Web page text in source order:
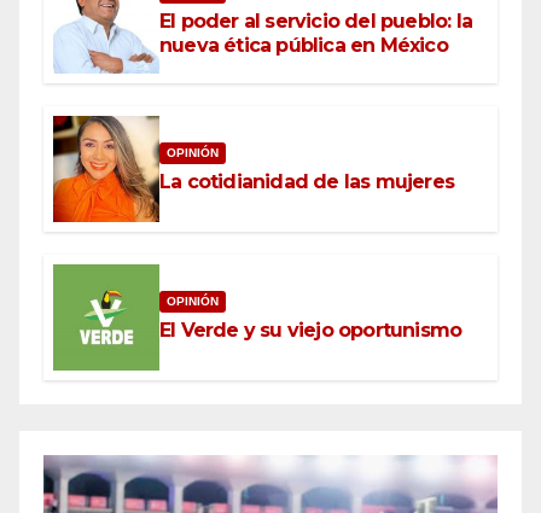
El poder al servicio del pueblo: la
nueva ética pública en México
OPINIÓN
La cotidianidad de las mujeres
OPINIÓN
El Verde y su viejo oportunismo